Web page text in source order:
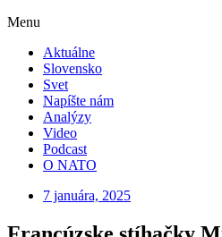
Menu
Aktuálne
Slovensko
Svet
Napíšte nám
Analýzy
Video
Podcast
O NATO
7 januára, 2025